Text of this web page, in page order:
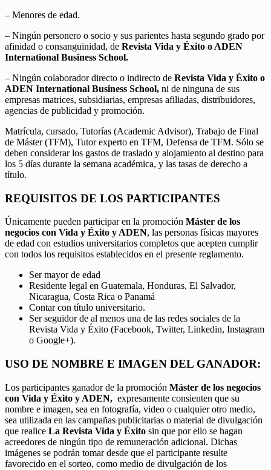
– Menores de edad.
– Ningún personero o socio y sus parientes hasta segundo grado por
afinidad o consanguinidad, de Revista Vida y Éxito o ADEN
International Business School.
– Ningún colaborador directo o indirecto de Revista Vida y Éxito o
ADEN International Business School, ni de ninguna de sus
empresas matrices, subsidiarias, empresas afiliadas, distribuidores,
agencias de publicidad y promoción.
Matrícula, cursado, Tutorías (Academic Advisor), Trabajo de Final
de Máster (TFM), Tutor experto en TFM, Defensa de TFM. Sólo se
deben considerar los gastos de traslado y alojamiento al destino para
los 5 días durante la semana académica, y las tasas de derecho a
título.
REQUISITOS DE LOS PARTICIPANTES
Únicamente pueden participar en la promoción Máster de los
negocios con Vida y Éxito y ADEN, las personas físicas mayores
de edad con estudios universitarios completos que acepten cumplir
con todos los requisitos establecidos en el presente reglamento.
Ser mayor de edad
Residente legal en Guatemala, Honduras, El Salvador,
Nicaragua, Costa Rica o Panamá
Contar con título universitario.
Ser seguidor de al menos una de las redes sociales de la
Revista Vida y Éxito (Facebook, Twitter, Linkedin, Instagram
o Google+).
USO DE NOMBRE E IMAGEN DEL GANADOR:
Los participantes ganador de la promoción Máster de los negocios
con Vida y Éxito y ADEN, expresamente consienten que su
nombre e imagen, sea en fotografía, video o cualquier otro medio,
sea utilizada en las campañas publicitarias o material de divulgación
que realice La Revista Vida y Éxito sin que por ello se hagan
acreedores de ningún tipo de remuneración adicional. Dichas
imágenes se podrán tomar desde que el participante resulte
favorecido en el sorteo, como medio de divulgación de los